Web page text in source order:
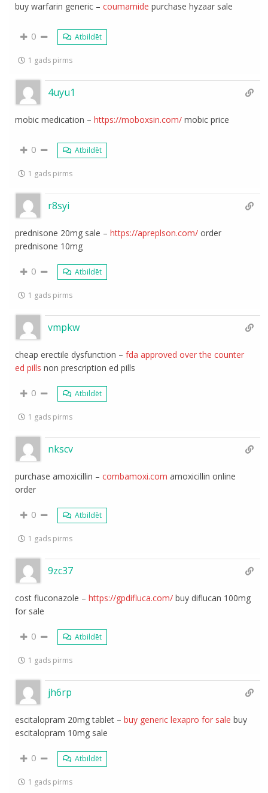
buy warfarin generic –coumamide purchase hyzaar sale
0 Atbildēt
1 gads pirms
4uyu1
mobic medication –https://moboxsin.com/ mobic price
0 Atbildēt
1 gads pirms
r8syi
prednisone 20mg sale –https://apreplson.com/ order
prednisone 10mg
0 Atbildēt
1 gads pirms
vmpkw
cheap erectile dysfunction –fda approved over the counter
ed pills non prescription ed pills
0 Atbildēt
1 gads pirms
nkscv
purchase amoxicillin –combamoxi.com amoxicillin online
order
0 Atbildēt
1 gads pirms
9zc37
cost fluconazole –https://gpdifluca.com/ buy diflucan 100mg
for sale
0 Atbildēt
1 gads pirms
jh6rp
escitalopram 20mg tablet –buy generic lexapro for sale buy
escitalopram 10mg sale
0 Atbildēt
1 gads pirms